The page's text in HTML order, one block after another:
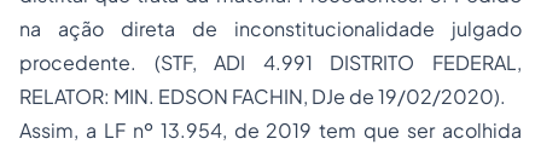
na ação direta de inconstitucionalidade julgado
procedente. (STF, ADI 4.991 DISTRITO FEDERAL,
RELATOR: MIN. EDSON FACHIN, DJe de 19/02/2020).
Assim, a LF nº 13.954, de 2019 tem que ser acolhida